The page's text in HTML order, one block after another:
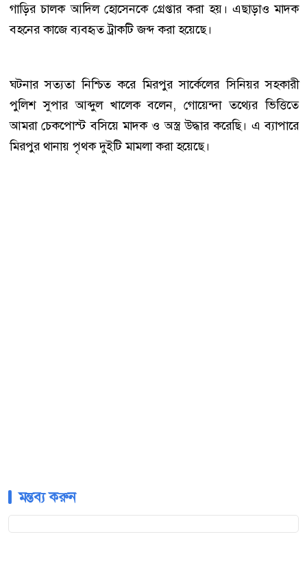
গাড়ির চালক আদিল হোসেনকে গ্রেপ্তার করা হয়। এছাড়াও মাদক
বহনের কাজে ব্যবহৃত ট্রাকটি জব্দ করা হয়েছে।
ঘটনার সত্যতা নিশ্চিত করে মিরপুর সার্কেলের সিনিয়র সহকারী
পুলিশ সুপার আব্দুল খালেক বলেন, গোয়েন্দা তথ্যের ভিত্তিতে
আমরা চেকপোস্ট বসিয়ে মাদক ও অস্ত্র উদ্ধার করেছি। এ ব্যাপারে
মিরপুর থানায় পৃথক দুইটি মামলা করা হয়েছে।
মন্তব্য করুন